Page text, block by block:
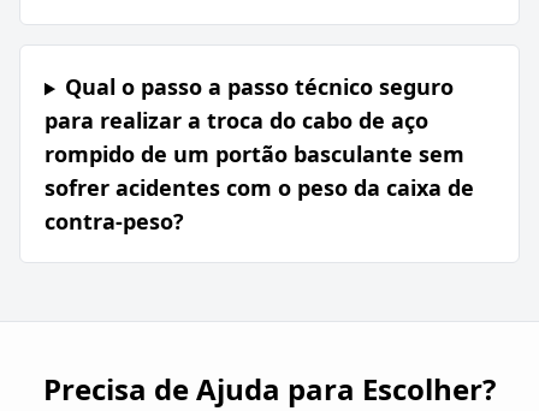
Qual o passo a passo técnico seguro
para realizar a troca do cabo de aço
rompido de um portão basculante sem
sofrer acidentes com o peso da caixa de
contra-peso?
Precisa de Ajuda para Escolher?